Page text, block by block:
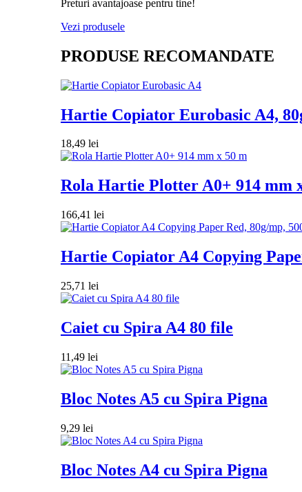
Preturi avantajoase pentru tine!
Vezi produsele
PRODUSE RECOMANDATE
Hartie Copiator Eurobasic A4,
18,49 lei
Rola Hartie Plotter A0+ 914 mm
166,41 lei
Hartie Copiator A4 Copying
25,71 lei
Caiet cu Spira A4 80 file
11,49 lei
Bloc Notes A5 cu Spira Pigna
9,29 lei
Bloc Notes A4 cu Spira Pigna